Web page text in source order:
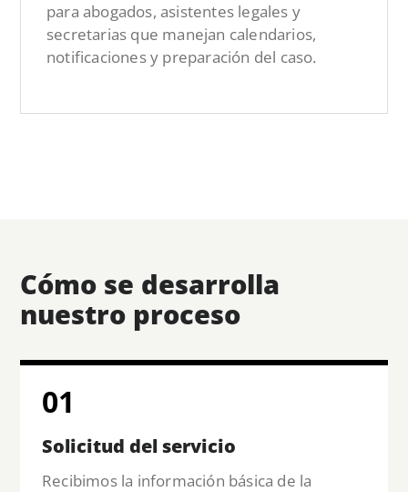
para abogados, asistentes legales y
secretarias que manejan calendarios,
notificaciones y preparación del caso.
Cómo se desarrolla
nuestro proceso
01
Solicitud del servicio
Recibimos la información básica de la